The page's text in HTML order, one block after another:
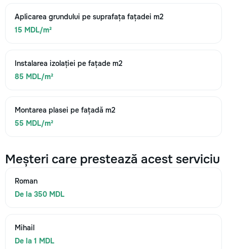
Aplicarea grundului pe suprafața fațadei m2
15 MDL/m²
Instalarea izolației pe fațade m2
85 MDL/m²
Montarea plasei pe fațadă m2
55 MDL/m²
Meșteri care prestează acest serviciu
Roman
De la 350 MDL
Mihail
De la 1 MDL